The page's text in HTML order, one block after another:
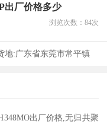
出厂价格多少
浏览次数： 84次
地:广东省东莞市常平镇
出厂价格,无归共聚